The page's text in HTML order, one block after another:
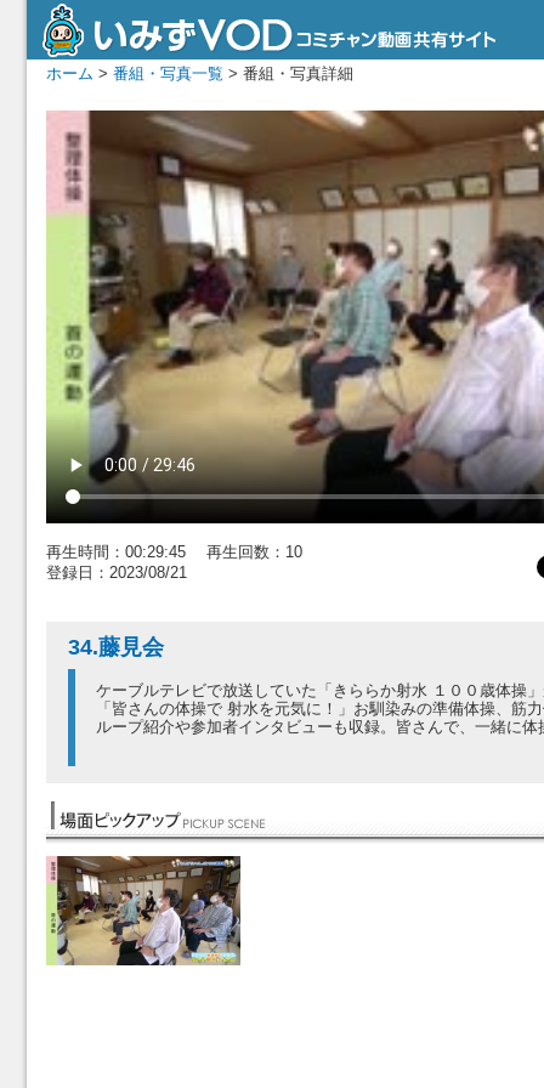
ホーム > 番組・写真一覧 > 番組・写真詳細
再生時間：00:29:45 再生回数：10
登録日：2023/08/21
34.藤見会
ケーブルテレビで放送していた「きららか射水 １００歳体操
「皆さんの体操で 射水を元気に！」お馴染みの準備体操、筋
ループ紹介や参加者インタビューも収録。皆さんで、一緒に体